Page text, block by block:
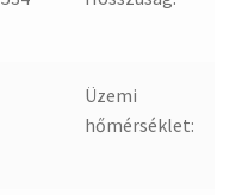
Üzemi
hőmérséklet: